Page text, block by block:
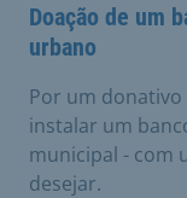
Doação de um
urbano
Por um
instalar um
municipal - com
desejar.